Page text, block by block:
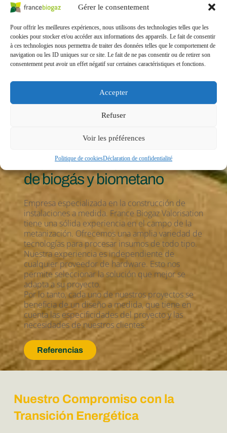
Gérer le consentement
Pour offrir les meilleures expériences, nous utilisons des technologies telles que les
cookies pour stocker et/ou accéder aux informations des appareils. Le fait de consentir
à ces technologies nous permettra de traiter des données telles que le comportement de
navigation ou les ID uniques sur ce site. Le fait de ne pas consentir ou de retirer son
consentement peut avoir un effet négatif sur certaines caractéristiques et fonctions.
Accepter
Refuser
Voir les préférences
Politique de cookiesDéclaration de confidentialité
Expertos en la producción
de biogás y biometano
Empresa especializada en la construcción de
instalaciones a medida. France Biogaz Valorisation
tiene una sólida experiencia en el campo de la
metanización. Ofrecemos una amplia variedad de
tecnologías para procesar insumos de todo tipo.
Nuestra experiencia es independiente de
cualquier proveedor de hardware. Esto nos
permite seleccionar la solución que mejor se
adapta a su proyecto.
Por lo tanto, cada uno de nuestros proyectos se
beneficia de un diseño a medida, que tiene en
cuenta las especificidades del proyecto y las
necesidades de nuestros clientes.
Referencias
Nuestro Compromiso con la
Transición Energética